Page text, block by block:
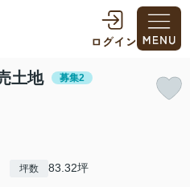
土地 募集2
坪数 83.32坪